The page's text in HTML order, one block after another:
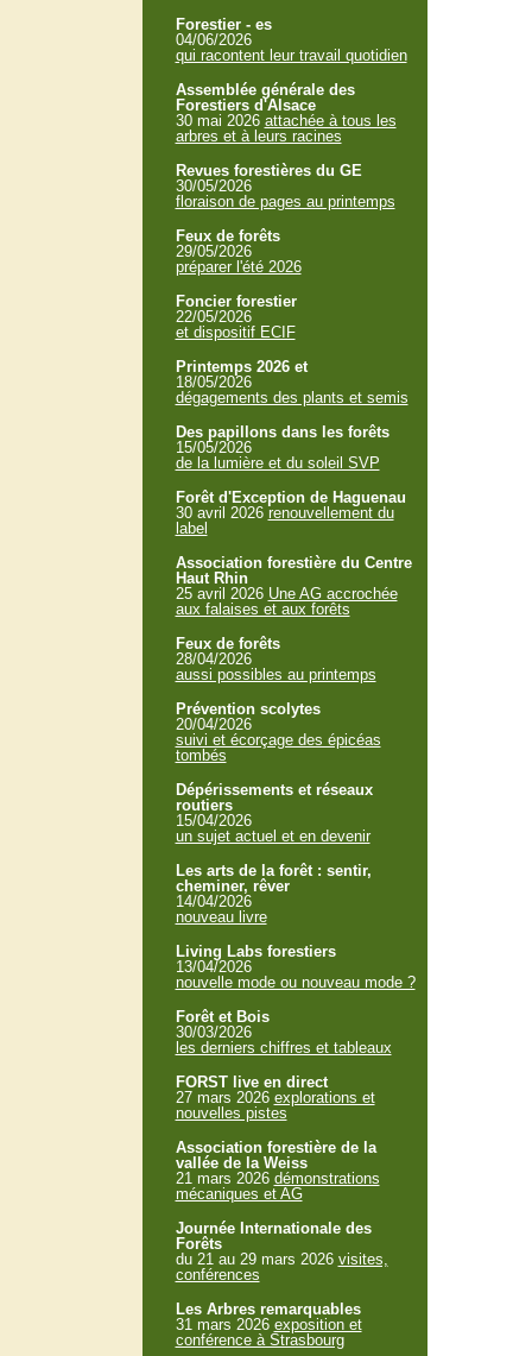
Forestier - es
04/06/2026
qui racontent leur travail quotidien
Assemblée générale des
Forestiers d'Alsace
30 mai 2026 attachée à tous les
arbres et à leurs racines
Revues forestières du GE
30/05/2026
floraison de pages au printemps
Feux de forêts
29/05/2026
préparer l'été 2026
Foncier forestier
22/05/2026
et dispositif ECIF
Printemps 2026 et
18/05/2026
dégagements des plants et semis
Des papillons dans les forêts
15/05/2026
de la lumière et du soleil SVP
Forêt d'Exception de Haguenau
30 avril 2026 renouvellement du
label
Association forestière du Centre
Haut Rhin
25 avril 2026 Une AG accrochée
aux falaises et aux forêts
Feux de forêts
28/04/2026
aussi possibles au printemps
Prévention scolytes
20/04/2026
suivi et écorçage des épicéas
tombés
Dépérissements et réseaux
routiers
15/04/2026
un sujet actuel et en devenir
Les arts de la forêt : sentir,
cheminer, rêver
14/04/2026
nouveau livre
Living Labs forestiers
13/04/2026
nouvelle mode ou nouveau mode ?
Forêt et Bois
30/03/2026
les derniers chiffres et tableaux
FORST live en direct
27 mars 2026 explorations et
nouvelles pistes
Association forestière de la
vallée de la Weiss
21 mars 2026 démonstrations
mécaniques et AG
Journée Internationale des
Forêts
du 21 au 29 mars 2026 visites,
conférences
Les Arbres remarquables
31 mars 2026 exposition et
conférence à Strasbourg